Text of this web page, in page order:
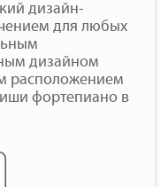
дизайн-
для любых
дизайном
расположением
фортепиано в